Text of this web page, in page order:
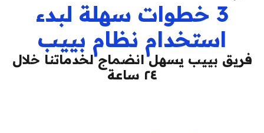
3 خطوات سهلة لبدء
استخدام نظام بييب
فريق بييب يسهل انضماج لخدماتنا خلال
٢٤ ساعة